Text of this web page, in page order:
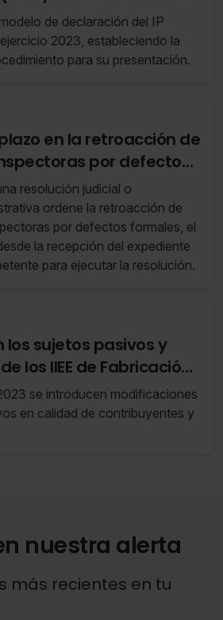
de 2024)
de declaración del IP
2023, estableciendo la
para su presentación.
en la retroacción de
por defectos
23 11 de Julio de 2023 al
resolución judicial o
ordene la retroacción de
por defectos formales, el
la recepción del expediente
para ejecutar la resolución.
los sujetos pasivos y
los IIEE de Fabricación
Mayo de 2023 al 15 de
se introducen modificaciones
en calidad de contribuyentes y
nuestra alerta
más recientes en tu